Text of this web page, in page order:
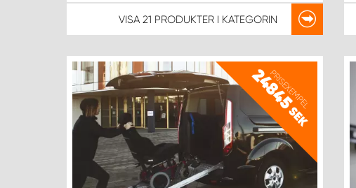
VISA 21 PRODUKTERI KATEGORIN
PRISEXEMPEL
24845
SEK